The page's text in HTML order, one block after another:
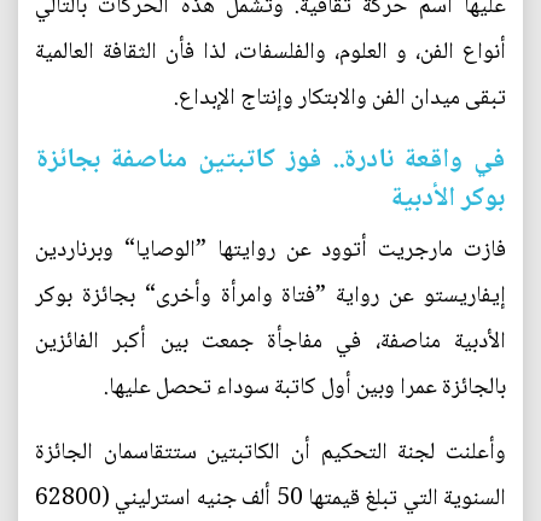
أنواع الفن، و العلوم، والفلسفات، لذا فأن الثقافة العالمية
تبقى ميدان الفن والابتكار وإنتاج الإبداع.
في واقعة نادرة.. فوز كاتبتين مناصفة بجائزة
بوكر الأدبية
فازت مارجريت أتوود عن روايتها ”الوصايا“ وبرناردين
إيفاريستو عن رواية ”فتاة وامرأة وأخرى“ بجائزة بوكر
الأدبية مناصفة، في مفاجأة جمعت بين أكبر الفائزين
بالجائزة عمرا وبين أول كاتبة سوداء تحصل عليها.
وأعلنت لجنة التحكيم أن الكاتبتين ستتقاسمان الجائزة
السنوية التي تبلغ قيمتها 50 ألف جنيه استرليني (62800